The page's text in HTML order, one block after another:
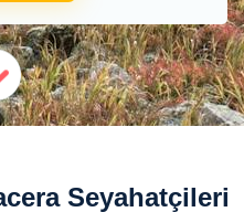
Seyahatçileri